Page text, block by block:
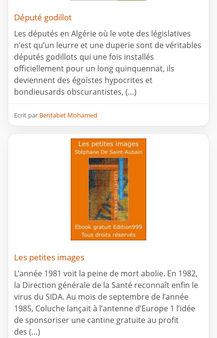
Député godillot
Les députés en Algérie où le vote des législatives
n’est qu’un leurre et une duperie sont de véritables
députés godillots qui une fois installés
officiellement pour un long quinquennat, ils
deviennent des égoïstes hypocrites et
bondieusards obscurantistes, (…)
Ecrit par Bentabet Mohamed
Les petites images
L’année 1981 voit la peine de mort abolie. En 1982,
la Direction générale de la Santé reconnaît enfin le
virus du SIDA. Au mois de septembre de l’année
1985, Coluche lançait à l’antenne d’Europe 1 l’idée
de sponsoriser une cantine gratuite au profit
des (…)